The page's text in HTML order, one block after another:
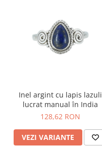
Inel argint cu lapis lazuli
lucrat manual în India
128,62 RON
VEZI VARIANTE